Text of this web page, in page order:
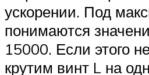
ускорении. Под
понимаются
15000. Если этого
крутим винт L на